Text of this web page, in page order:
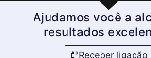
Ajudamos você a
resultados
Receber ligação